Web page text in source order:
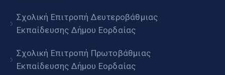
Σχολική Επιτροπή Δευτεροβάθμιας
Εκπαίδευσης Δήμου Εορδαίας
Σχολική Επιτροπή Πρωτοβάθμιας
Εκπαίδευσης Δήμου Εορδαίας